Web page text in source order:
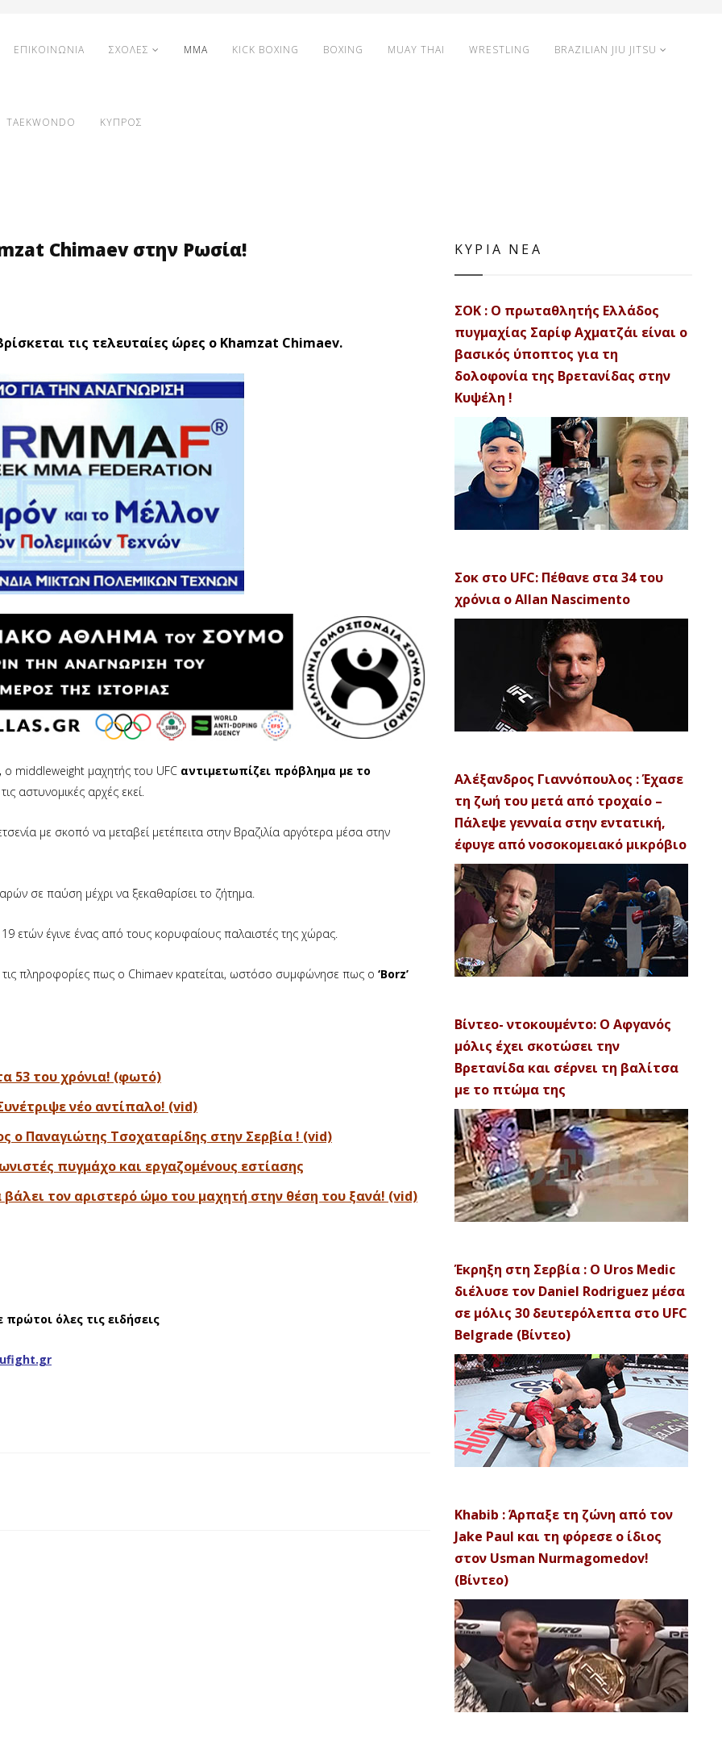
ΕΠΙΚΟΙΝΩΝΙΑ ΣΧΟΛΕΣ MMA KICK BOXING BOXING MUAY THAI WRESTLING BRAZILIAN JIU JITSU
TAEKWONDO ΚΥΠΡΟΣ
Chimaev στην Ρωσία!
τις τελευταίες ώρες ο Khamzat Chimaev.
ο middleweight μαχητής του UFC αντιμετωπίζει πρόβλημα με το
αστυνομικές αρχές εκεί.
με σκοπό να μεταβεί μετέπειτα στην Βραζιλία αργότερα μέσα στην
σε παύση μέχρι να ξεκαθαρίσει το ζήτημα.
ετών έγινε ένας από τους κορυφαίους παλαιστές της χώρας.
πληροφορίες πως ο Chimaev κρατείται, ωστόσο συμφώνησε πως ο ‘Borz’
53 του χρόνια! (φωτό)
νέο αντίπαλο! (vid)
ο Παναγιώτης Τσοχαταρίδης στην Σερβία ! (vid)
πυγμάχο και εργαζομένους εστίασης
τον αριστερό ώμο του μαχητή στην θέση του ξανά! (vid)
πρώτοι όλες τις ειδήσεις
ufight.gr
ΚΥΡΙΑ ΝΕΑ
ΣΟΚ : Ο πρωταθλητής Ελλάδος
πυγμαχίας Σαρίφ Αχματζάι είναι ο
βασικός ύποπτος για τη
δολοφονία της Βρετανίδας στην
Κυψέλη !
Σοκ στο UFC: Πέθανε στα 34 του
χρόνια ο Allan Nascimento
Αλέξανδρος Γιαννόπουλος : Έχασε
τη ζωή του μετά από τροχαίο –
Πάλεψε γενναία στην εντατική,
έφυγε από νοσοκομειακό μικρόβιο
Βίντεο- ντοκουμέντο: Ο Αφγανός
μόλις έχει σκοτώσει την
Βρετανίδα και σέρνει τη βαλίτσα
με το πτώμα της
Έκρηξη στη Σερβία : Ο Uros Medic
διέλυσε τον Daniel Rodriguez μέσα
σε μόλις 30 δευτερόλεπτα στο UFC
Belgrade (Βίντεο)
Khabib : Άρπαξε τη ζώνη από τον
Jake Paul και τη φόρεσε ο ίδιος
στον Usman Nurmagomedov!
(Βίντεο)